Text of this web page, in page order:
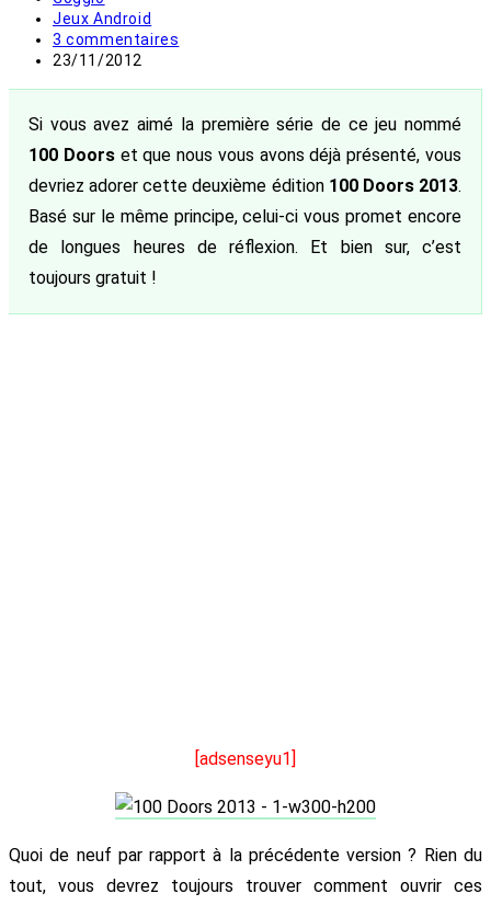
de
la
publication :
Post
category:
Jeux Android
Commentaires
de
3 commentaires
Publication
23/11/2012
Si vous avez aimé la première série de ce jeu nommé
100 Doorset que nous vous avons déjà présenté, vous
devriez adorer cette deuxième édition 100 Doors 2013.
Basé sur le même principe, celui-ci vous promet encore
de longues heures de réflexion. Et bien sur, c’est
toujours gratuit !
[adsenseyu1]
Quoi de neuf par rapport à la précédente version ? Rien du
tout, vous devrez toujours trouver comment ouvrir ces